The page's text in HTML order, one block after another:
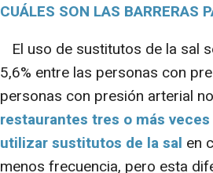
CUÁLES SON LAS BARRERAS
El uso de sustitutos de la sal
5,6% entre las personas con
personas con presión arterial
restaurantes tres o más
utilizar sustitutos de la sal en
menos frecuencia, pero esta